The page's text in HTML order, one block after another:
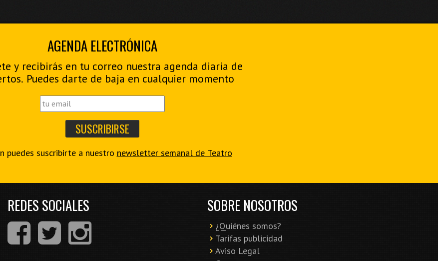
AGENDA ELECTRÓNICA
y recibirás en tu correo nuestra agenda diaria de
Puedes darte de baja en cualquier momento
puedes suscribirte a nuestro newsletter semanal de Teatro
REDES SOCIALES SOBRE NOSOTROS
¿Quiénes somos?
Tarifas publicidad
Aviso Legal